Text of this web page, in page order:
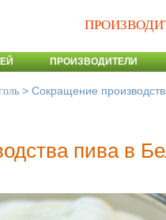
ПРОИЗВОДИТЕЛИ
> Сокращение
пива в